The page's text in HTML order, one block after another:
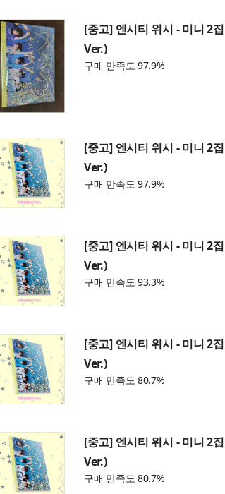
[중고] 엔시티 위시 - 미니
Ver.)
구매 만족도 97.9%
[중고] 엔시티 위시 - 미니
Ver.)
구매 만족도 97.9%
[중고] 엔시티 위시 - 미니
Ver.)
구매 만족도 93.3%
[중고] 엔시티 위시 - 미니
Ver.)
구매 만족도 80.7%
[중고] 엔시티 위시 - 미니
Ver.)
구매 만족도 80.7%